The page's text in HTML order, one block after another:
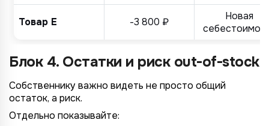
Товар Е -3 800 ₽
Новая
Блок 4. Остатки и риск out-of-stock
Собственнику важно видеть не просто общий
остаток, а риск.
Отдельно показывайте: